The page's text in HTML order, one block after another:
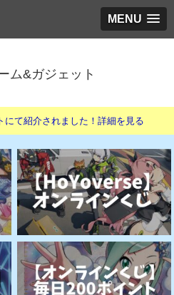
MENU
ム&ガジェット
にて紹介されました！詳細を見る